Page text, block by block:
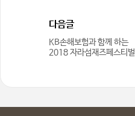
다음글
KB손해보험과 함께 하는
2018 자라섬재즈페스티벌